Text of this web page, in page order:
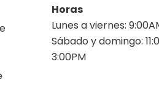
Horas
Lunes a viernes:
Sábado y domingo:
3:00PM